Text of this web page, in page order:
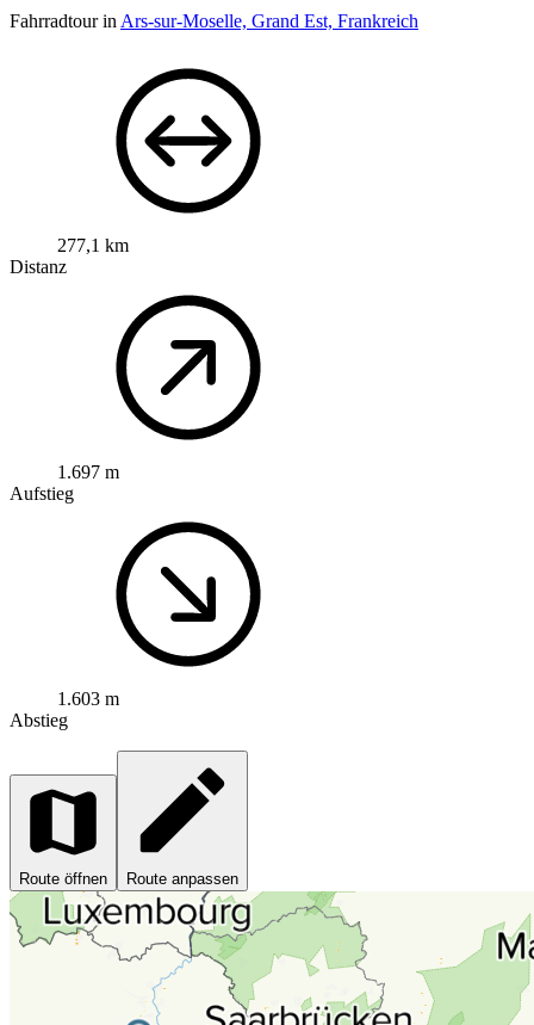
Fahrradtour in Ars-sur-Moselle, Grand Est, Frankreich
277,1 km
Distanz
1.697 m
Aufstieg
1.603 m
Abstieg
Route öffnen Route anpassen